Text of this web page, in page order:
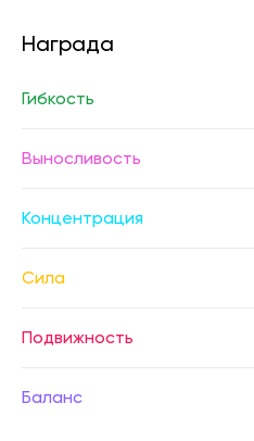
Награда
Гибкость
Выносливость
Концентрация
Сила
Подвижность
Баланс